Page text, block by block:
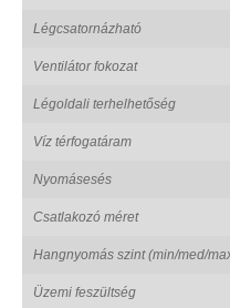
Légcsatornázható
Ventilátor fokozat
Légoldali terhelhetőség
Víz térfogatáram
Nyomásesés
Csatlakozó méret
Hangnyomás szint (min/med/
Üzemi feszültség